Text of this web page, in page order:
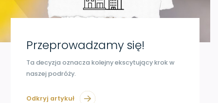
Przeprowadzamy się!
Ta decyzja oznacza kolejny ekscytujący krok w
naszej podróży.
Odkryj artykuł